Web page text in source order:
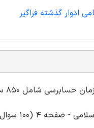
ادوار گذشته فراگیر
شامل 850 سوال
- صفحه 4 (100 سوال)